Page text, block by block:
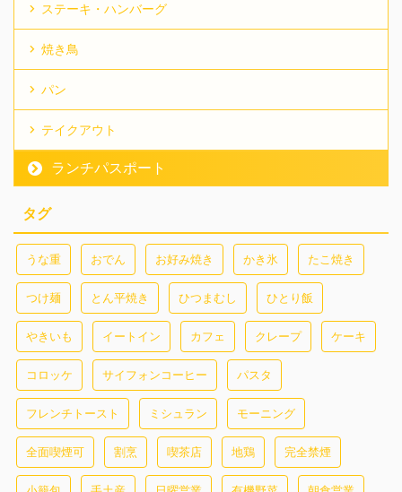
ステーキ・ハンバーグ
焼き鳥
パン
テイクアウト
ランチパスポート
タグ
うな重 おでん お好み焼き かき氷 たこ焼き
つけ麺 とん平焼き ひつまむし ひとり飯
やきいも イートイン カフェ クレープ ケーキ
コロッケ サイフォンコーヒー パスタ
フレンチトースト ミシュラン モーニング
全面喫煙可 割烹 喫茶店 地鶏 完全禁煙